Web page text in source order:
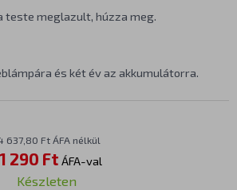
teste meglazult, húzza meg.
és két év az akkumulátorra.
637,80 Ft ÁFA nélkül
290 Ft ÁFA-val
Készleten